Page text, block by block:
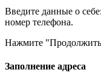
Введите данные о
номер телефона.
Нажмите
Заполнение адреса